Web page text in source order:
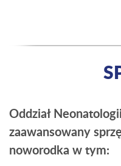
Oddział
zaawansowany
noworodka w tym: